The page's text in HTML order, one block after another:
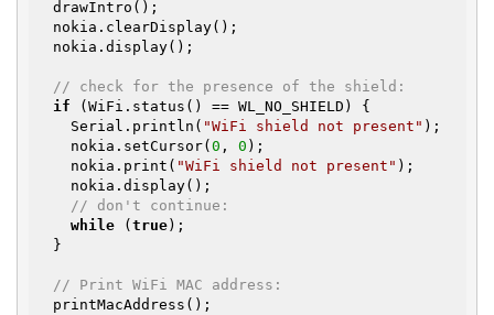
// check for the presence of the shield:
if (WiFi.status() == WL_NO_SHIELD) {
    Serial.println(
"WiFi shield not present" );
    nokia.setCursor(
0 , 0 );
    nokia.print(
"WiFi shield not present" );
// don't continue:
while ( true);
// Print WiFi MAC address: